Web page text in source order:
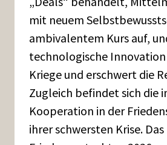
mit neuem
ambivalentem Kurs auf,
technologische
Kriege und erschwert die
Zugleich befindet sich die
Kooperation in der
ihrer schwersten Krise. Das